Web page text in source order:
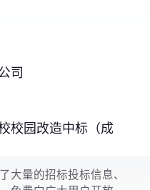
司
校园改造中标（成
大量的招标投标信息、